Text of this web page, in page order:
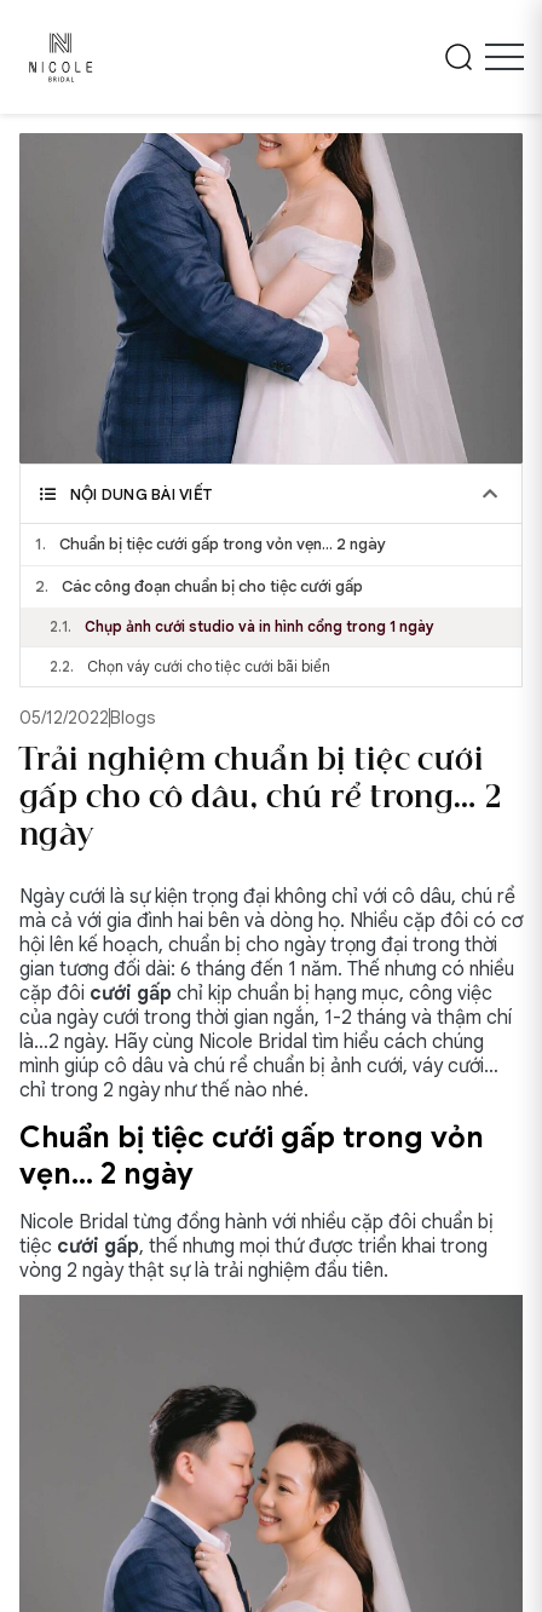
05/12/2022Blogs
Trải nghiệm chuẩn bị tiệc cưới
gấp cho cô dâu, chú rể trong… 2
ngày
Ngày cưới là sự kiện trọng đại không chỉ với cô dâu, chú rể
mà cả với gia đình hai bên và dòng họ. Nhiều cặp đôi có cơ
hội lên kế hoạch, chuẩn bị cho ngày trọng đại trong thời
gian tương đối dài: 6 tháng đến 1 năm. Thế nhưng có nhiều
cặp đôi cưới gấp chỉ kịp chuẩn bị hạng mục, công việc
của ngày cưới trong thời gian ngắn, 1-2 tháng và thậm chí
là…2 ngày. Hãy cùng Nicole Bridal tìm hiểu cách chúng
mình giúp cô dâu và chú rể chuẩn bị ảnh cưới, váy cưới…
chỉ trong 2 ngày như thế nào nhé.
Chuẩn bị tiệc cưới gấp trong vỏn
vẹn… 2 ngày
Nicole Bridal từng đồng hành với nhiều cặp đôi chuẩn bị
tiệc cưới gấp, thế nhưng mọi thứ được triển khai trong
vòng 2 ngày thật sự là trải nghiệm đầu tiên.
NỘI DUNG BÀI VIẾT
1. Chuẩn bị tiệc cưới gấp trong vỏn vẹn… 2 ngày
2. Các công đoạn chuẩn bị cho tiệc cưới gấp
2.1. Chụp ảnh cưới studio và in hình cổng trong 1 ngày
2.2. Chọn váy cưới cho tiệc cưới bãi biển